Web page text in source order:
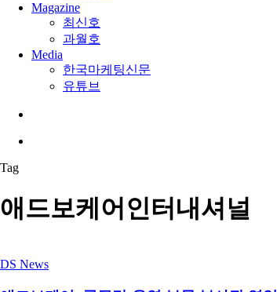
Magazine
최신호
과월호
Media
한국마케팅신문
유튜브
Tag
애드보케어인터내셔널
DS News